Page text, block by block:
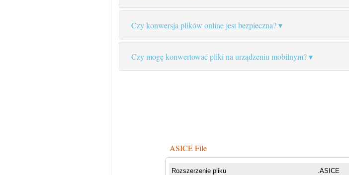
Czy konwersja plików online jest bezpieczna?
Czy mogę konwertować pliki na urządzeniu mobilnym?
ASICE File
Rozszerzenie pliku .ASICE